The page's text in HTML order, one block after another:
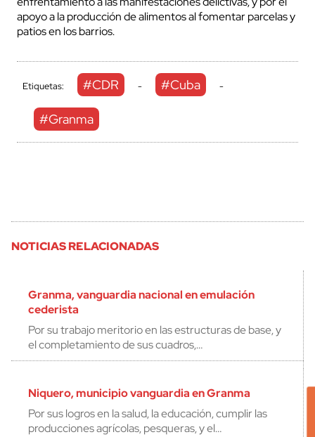
apoyo a la producción de alimentos al fomentar parcelas y
patios en los barrios.
Etiquetas: #CDR - #Cuba -
#Granma
NOTICIAS RELACIONADAS
Granma, vanguardia nacional en emulación
cederista
Por su trabajo meritorio en las estructuras de base, y
el completamiento de sus cuadros,…
Niquero, municipio vanguardia en Granma
Por sus logros en la salud, la educación, cumplir las
producciones agrícolas, pesqueras, y el…